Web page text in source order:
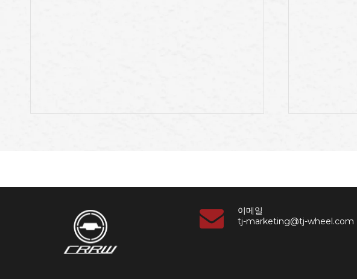
이메일
tj-marketing@tj-wheel.com